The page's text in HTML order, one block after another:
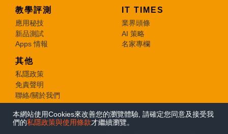
本網站使用Cookies來改善您的瀏覽體驗, 請確定您同意及接受我
們的私隱政策與使用條款才繼續瀏覽。
教學評測
應用秘技
新品測試
Apps 情報
IT TIMES
業界頭條
AI 策略
名家專欄
其他
私隱政策
免責聲明
聯絡/關於我們
© 2026 e-zone. All Rights Reserved.